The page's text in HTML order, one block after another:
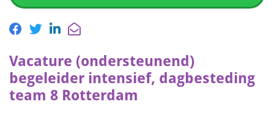
Vacature (ondersteunend)
begeleider intensief, dagbesteding
team 8 Rotterdam